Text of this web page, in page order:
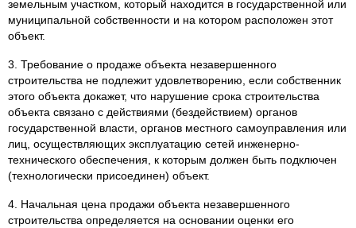
земельным участком, который находится в государственной или
муниципальной собственности и на котором расположен этот
объект.
3. Требование о продаже объекта незавершенного
строительства не подлежит удовлетворению, если собственник
этого объекта докажет, что нарушение срока строительства
объекта связано с действиями (бездействием) органов
государственной власти, органов местного самоуправления или
лиц, осуществляющих эксплуатацию сетей инженерно-
технического обеспечения, к которым должен быть подключен
(технологически присоединен) объект.
4. Начальная цена продажи объекта незавершенного
строительства определяется на основании оценки его